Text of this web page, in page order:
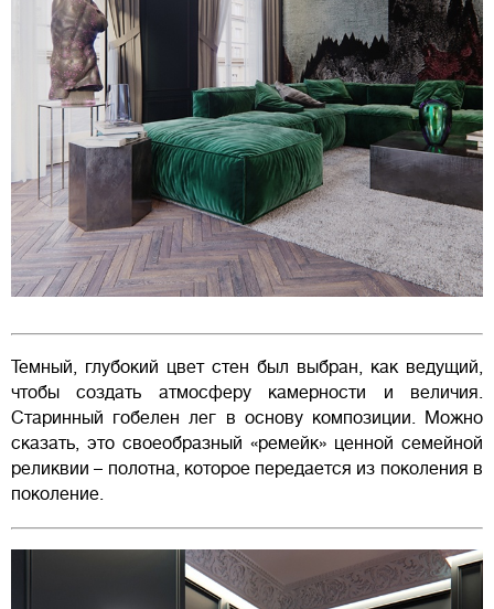
Темный, глубокий цвет стен был выбран, как ведущий,
чтобы создать атмосферу камерности и величия.
Старинный гобелен лег в основу композиции. Можно
сказать, это своеобразный «ремейк» ценной семейной
реликвии – полотна, которое передается из поколения в
поколение.